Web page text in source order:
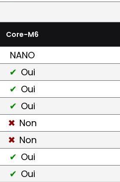
Core-M6
NANO
Oui
Oui
Oui
Non
Non
Oui
Oui